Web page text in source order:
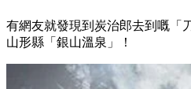
有網友就發現到炭治郎去到嘅「
山形縣「銀山溫泉」！